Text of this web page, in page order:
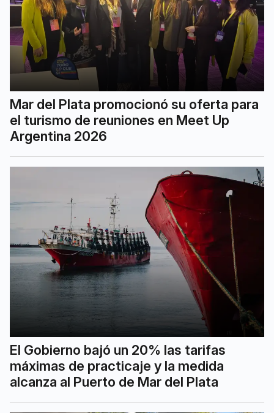
Mar del Plata promocionó su oferta para
el turismo de reuniones en Meet Up
Argentina 2026
El Gobierno bajó un 20% las tarifas
máximas de practicaje y la medida
alcanza al Puerto de Mar del Plata